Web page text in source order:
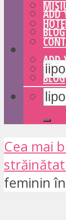
ADD
BLOG
ADD
BLOG
Cea mai
feminin